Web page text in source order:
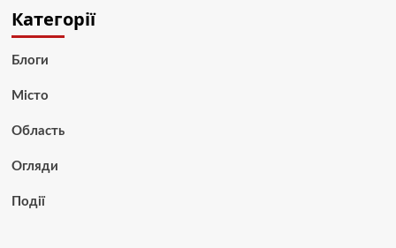
Категорії
Блоги
Місто
Область
Огляди
Події